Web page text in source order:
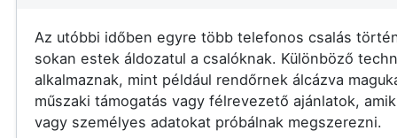
Az utóbbi időben egyre több telefonos csalás
sokan estek áldozatul a csalóknak. Különböző
alkalmaznak, mint például rendőrnek álcázva
műszaki támogatás vagy félrevezető ajánlatok,
vagy személyes adatokat próbálnak megszerezni.